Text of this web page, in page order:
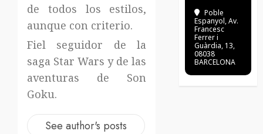
de todos los estilos,
aunque con criterio.
Fiel seguidor de la
saga Star Wars y de las
aventuras de Son
Goku.
See author's posts
Poble
Espanyol, Av.
Francesc
Ferrer i
Guàrdia, 13,
08038
BARCELONA